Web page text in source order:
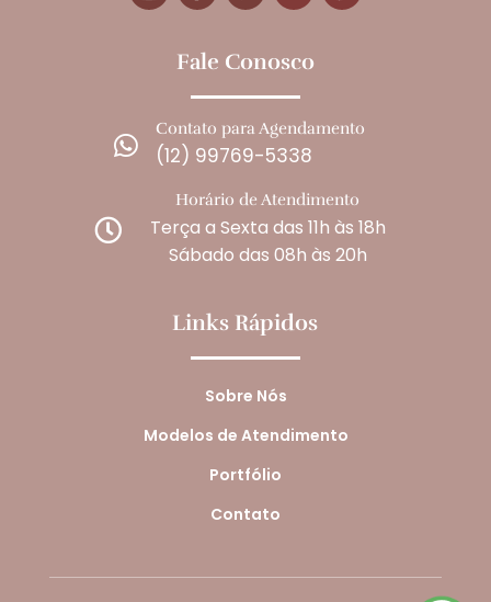
Fale Conosco

Contato para Agendamento
(12) 99769-5338

Horário de Atendimento
Terça a Sexta das 11h às 18h
Sábado das 08h às 20h
Links Rápidos
Sobre Nós
Modelos de Atendimento
Portfólio
Contato